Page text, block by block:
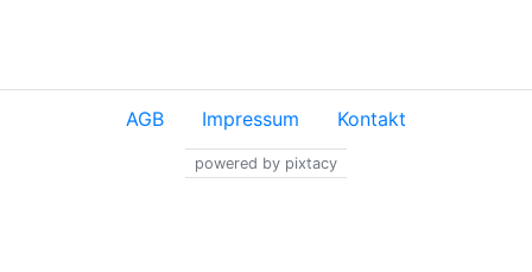
AGB Impressum Kontakt
powered by pixtacy